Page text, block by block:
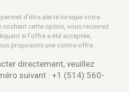
d'être alerté lorsque votre
cochant cette option, vous recevrez
si l'offre a été acceptée,
proposons une contre-offre.
directement, veuillez
suivant : +1 (514) 560-